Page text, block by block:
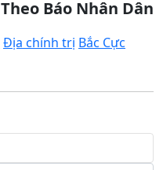
Theo Báo Nhân Dân
Địa chính trị Bắc Cực